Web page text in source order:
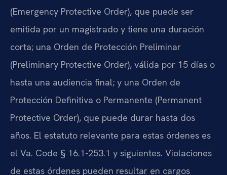
(Emergency Protective Order), que puede ser
emitida por un magistrado y tiene una duración
corta; una Orden de Protección Preliminar
(Preliminary Protective Order), válida por 15 días o
hasta una audiencia final; y una Orden de
Protección Definitiva o Permanente (Permanent
Protective Order), que puede durar hasta dos
años. El estatuto relevante para estas órdenes es
el Va. Code § 16.1-253.1 y siguientes. Violaciones
de estas órdenes pueden resultar en cargos